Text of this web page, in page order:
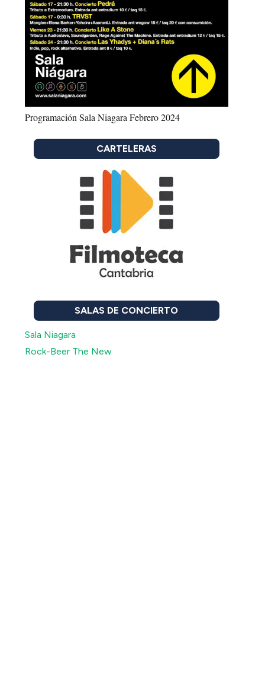
Programación Sala Niagara Febrero 2024
CARTELERAS
SALAS DE CONCIERTO
Sala Niagara
Rock-Beer The New